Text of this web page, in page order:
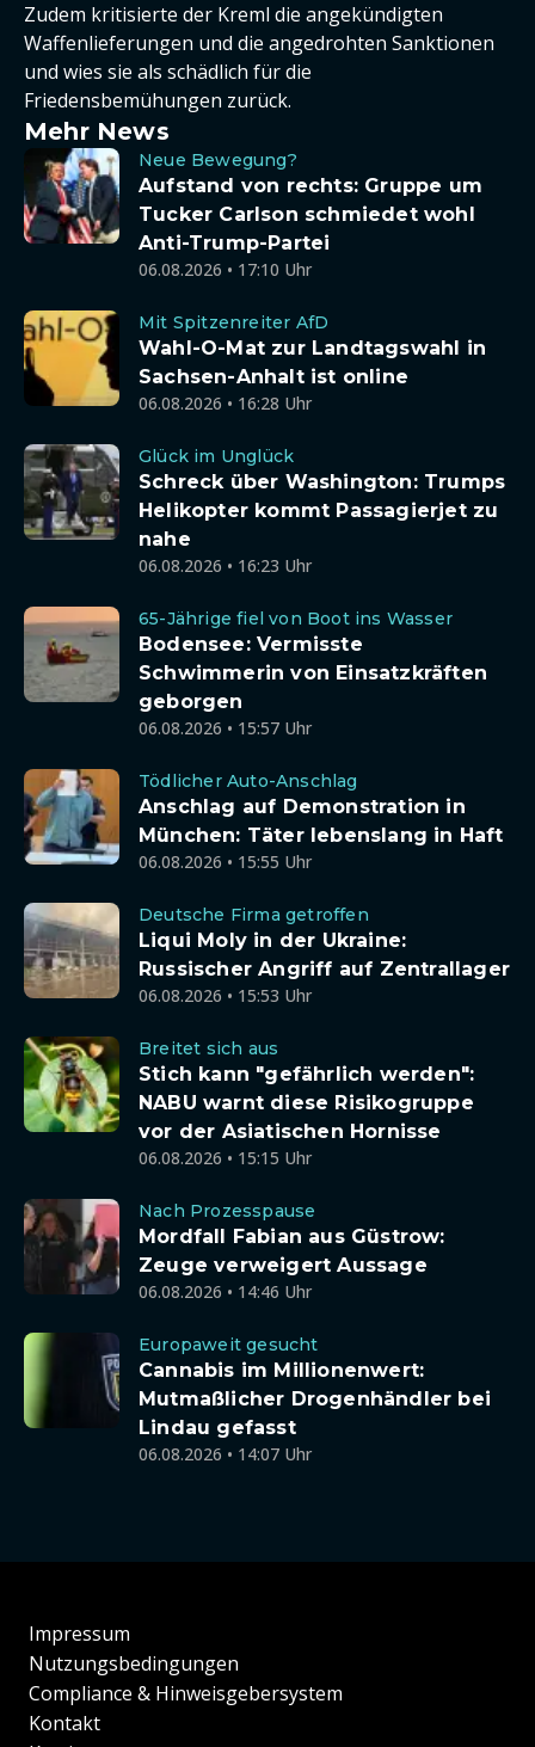
Zudem kritisierte der Kreml die angekündigten
Waffenlieferungen und die angedrohten Sanktionen
und wies sie als schädlich für die
Friedensbemühungen zurück.
Mehr News
Neue Bewegung?
Aufstand von rechts: Gruppe um
Tucker Carlson schmiedet wohl
Anti-Trump-Partei
06.08.2026 • 17:10 Uhr
Mit Spitzenreiter AfD
Wahl-O-Mat zur Landtagswahl in
Sachsen-Anhalt ist online
06.08.2026 • 16:28 Uhr
Glück im Unglück
Schreck über Washington: Trumps
Helikopter kommt Passagierjet zu
nahe
06.08.2026 • 16:23 Uhr
65-Jährige fiel von Boot ins Wasser
Bodensee: Vermisste
Schwimmerin von Einsatzkräften
geborgen
06.08.2026 • 15:57 Uhr
Tödlicher Auto-Anschlag
Anschlag auf Demonstration in
München: Täter lebenslang in Haft
06.08.2026 • 15:55 Uhr
Deutsche Firma getroffen
Liqui Moly in der Ukraine:
Russischer Angriff auf Zentrallager
06.08.2026 • 15:53 Uhr
Breitet sich aus
Stich kann "gefährlich werden":
NABU warnt diese Risikogruppe
vor der Asiatischen Hornisse
06.08.2026 • 15:15 Uhr
Nach Prozesspause
Mordfall Fabian aus Güstrow:
Zeuge verweigert Aussage
06.08.2026 • 14:46 Uhr
Europaweit gesucht
Cannabis im Millionenwert:
Mutmaßlicher Drogenhändler bei
Lindau gefasst
06.08.2026 • 14:07 Uhr
Impressum
Nutzungsbedingungen
Compliance & Hinweisgebersystem
Kontakt